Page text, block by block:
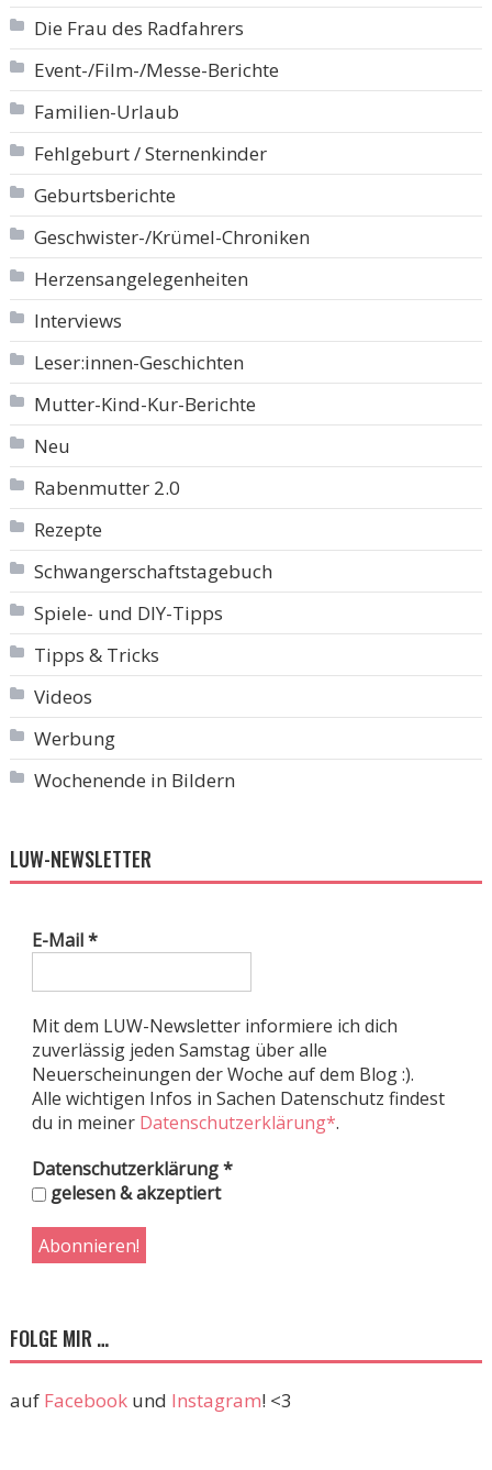
Die Frau des Radfahrers
Event-/Film-/Messe-Berichte
Familien-Urlaub
Fehlgeburt / Sternenkinder
Geburtsberichte
Geschwister-/Krümel-Chroniken
Herzensangelegenheiten
Interviews
Leser:innen-Geschichten
Mutter-Kind-Kur-Berichte
Neu
Rabenmutter 2.0
Rezepte
Schwangerschaftstagebuch
Spiele- und DIY-Tipps
Tipps & Tricks
Videos
Werbung
Wochenende in Bildern
LUW-NEWSLETTER
E-Mail*
Mit dem LUW-Newsletter informiere ich dich
zuverlässig jeden Samstag über alle
Neuerscheinungen der Woche auf dem Blog :).
Alle wichtigen Infos in Sachen Datenschutz findest
du in meiner Datenschutzerklärung*.
Datenschutzerklärung*
gelesen & akzeptiert
FOLGE MIR …
auf Facebookund Instagram! <3